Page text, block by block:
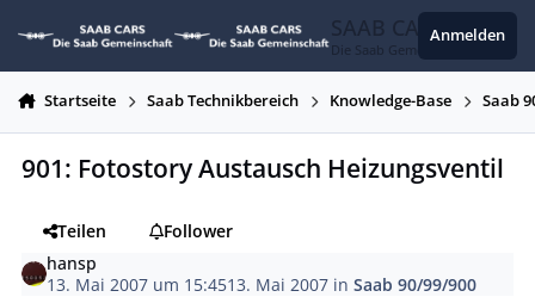
SAAB CARS
Die Saab Gemeinschaft
Anmelden
Startseite Saab Technikbereich Knowledge-Base Saab
901: Fotostory Austausch Heizungsventil
Teilen
Follower
hansp
13. Mai 2007 um 15:4513. Mai 2007 inSaab 90/99/900